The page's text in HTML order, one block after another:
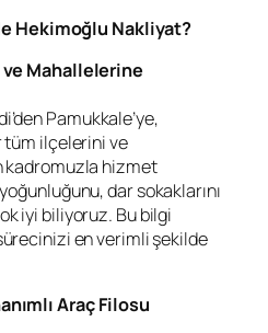
Hekimoğlu Nakliyat?
ve Mahallelerine
Pamukkale’ye,
tüm ilçelerini ve
kadromuzla hizmet
dar sokaklarını
iyi biliyoruz. Bu bilgi
en verimli şekilde
Araç Filosu